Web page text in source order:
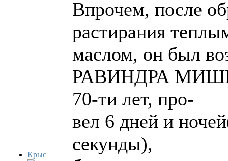
Крыс
Впрочем, после
растирания
маслом, он был
РАВИНДРА
70-ти лет, про-
вел 6 дней и
секунды),